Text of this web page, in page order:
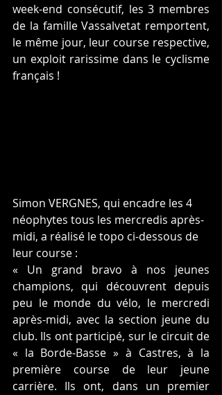
week-end consécutif, les 3 membres
de la famille Vassalvetat remportent,
le même jour, leur course respective,
un exploit rarissime dans le cyclisme
français !
Simon VERGNES, qui encadre les 4
néophytes tous les mercredis après-
midi, a réalisé le topo ci-dessous de
leur course :
« Un grand bravo à nos jeunes
champions, qui découvrent depuis
peu le monde du vélo, le mercredi
après-midi, avec la section jeune du
club. Ils ont participé, sur le circuit de
« la Borde-Basse » à Castres, à la
première course de leur jeune
carrière. Ils ont, dans un premier